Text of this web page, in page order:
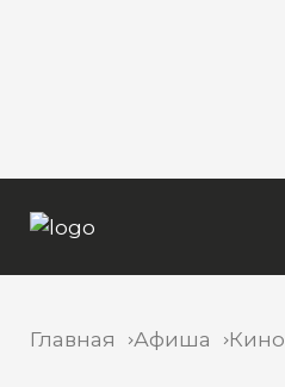
Главная Афиша Кино